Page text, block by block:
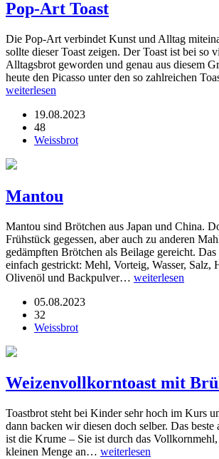
Pop-Art Toast
Die Pop-Art verbindet Kunst und Alltag
sollte dieser Toast zeigen. Der Toast ist bei so
Alltagsbrot geworden und genau aus diesem
heute den Picasso unter den so zahlreichen
weiterlesen
19.08.2023
48
Weissbrot
Mantou
Mantou sind Brötchen aus Japan und China.
Frühstück gegessen, aber auch zu anderen
gedämpften Brötchen als Beilage gereicht. Das
einfach gestrickt: Mehl, Vorteig, Wasser, Salz,
Olivenöl und Backpulver… weiterlesen
05.08.2023
32
Weissbrot
Weizenvollkorntoast mit
Toastbrot steht bei Kinder sehr hoch im Kurs
dann backen wir diesen doch selber. Das beste
ist die Krume – Sie ist durch das
kleinen Menge an… weiterlesen